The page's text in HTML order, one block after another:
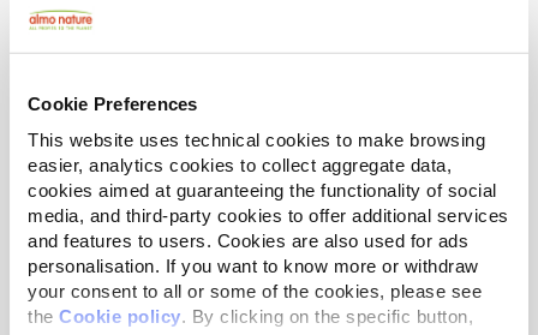
Cookie Preferences
This website uses technical cookies to make browsing
easier, analytics cookies to collect aggregate data,
cookies aimed at guaranteeing the functionality of social
media, and third-party cookies to offer additional services
and features to users. Cookies are also used for ads
personalisation. If you want to know more or withdraw
your consent to all or some of the cookies, please see
the Cookie policy. By clicking on the specific button,
Westelijke Jordaanoever
Ga naar de projectpagina >>